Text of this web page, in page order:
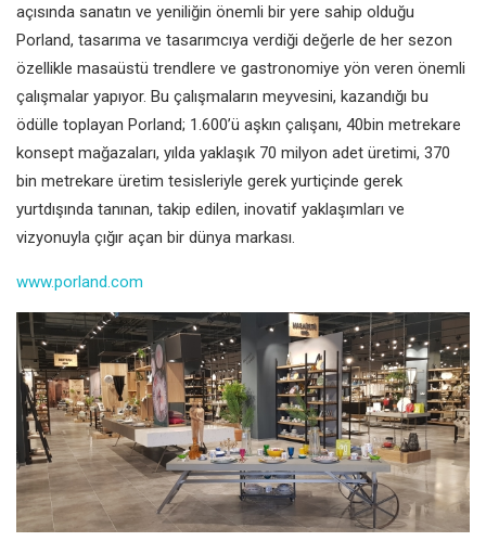
açısında sanatın ve yeniliğin önemli bir yere sahip olduğu
Porland, tasarıma ve tasarımcıya verdiği değerle de her sezon
özellikle masaüstü trendlere ve gastronomiye yön veren önemli
çalışmalar yapıyor. Bu çalışmaların meyvesini, kazandığı bu
ödülle toplayan Porland; 1.600’ü aşkın çalışanı, 40bin metrekare
konsept mağazaları, yılda yaklaşık 70 milyon adet üretimi, 370
bin metrekare üretim tesisleriyle gerek yurtiçinde gerek
yurtdışında tanınan, takip edilen, inovatif yaklaşımları ve
vizyonuyla çığır açan bir dünya markası.
www.porland.com